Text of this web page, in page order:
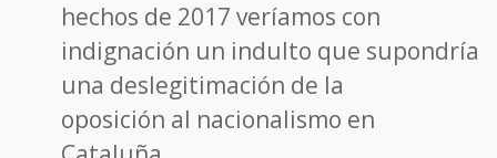
hechos de 2017 veríamos con
indignación un indulto que supondría
una deslegitimación de la
oposición al nacionalismo en